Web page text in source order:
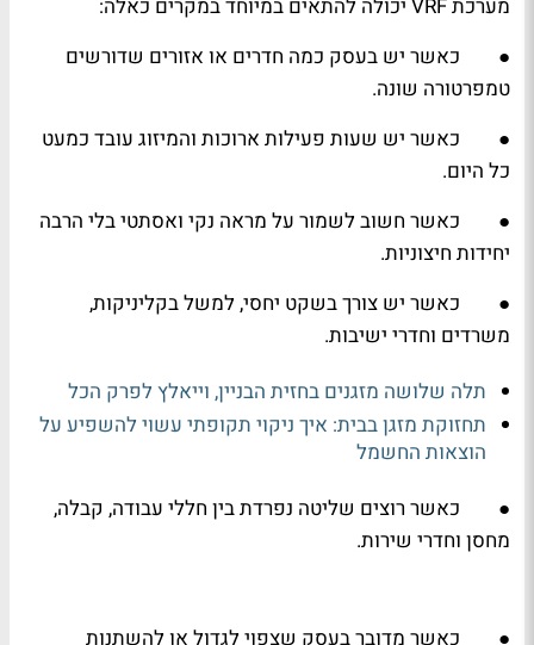
מערכת VRF יכולה להתאים במיוחד במקרים כאלה:
● כאשר יש בעסק כמה חדרים או אזורים שדורשים
טמפרטורה שונה.
● כאשר יש שעות פעילות ארוכות והמיזוג עובד כמעט
כל היום.
● כאשר חשוב לשמור על מראה נקי ואסתטי בלי הרבה
יחידות חיצוניות.
● כאשר יש צורך בשקט יחסי, למשל בקליניקות,
משרדים וחדרי ישיבות.
תלה שלושה מזגנים בחזית הבניין, וייאלץ לפרק הכל
תחזוקת מזגן בבית: איך ניקוי תקופתי עשוי להשפיע על
הוצאות החשמל
● כאשר רוצים שליטה נפרדת בין חללי עבודה, קבלה,
מחסן וחדרי שירות.
● כאשר מדובר בעסק שצפוי לגדול או להשתנות